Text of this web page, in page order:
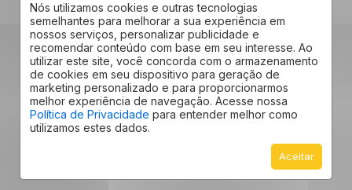
Nós utilizamos cookies e outras tecnologias
semelhantes para melhorar a sua experiência em
nossos serviços, personalizar publicidade e
recomendar conteúdo com base em seu interesse. Ao
utilizar este site, você concorda com o armazenamento
de cookies em seu dispositivo para geração de
marketing personalizado e para proporcionarmos
melhor experiência de navegação. Acesse nossa
Política de Privacidade para entender melhor como
utilizamos estes dados.
Aceitar